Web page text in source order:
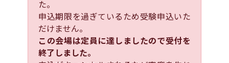
た。
申込期限を過ぎているため受験申込いた
だけません。
この会場は定員に達しましたので受付を
終了しました。